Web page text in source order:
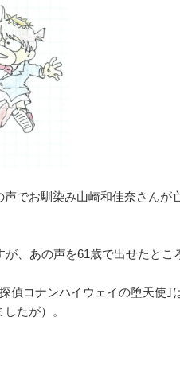
でお馴染み山崎和佳奈さんが
、あの声を61歳で出せたとこ
偵コナンハイウェイの堕天使｣
たが）。